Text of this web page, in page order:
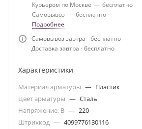
Курьером по Москве — бесплатно
Самовывоз — бесплатно
Подробнее
Самовывоз завтра - бесплатно
Доставка завтра - бесплатно
Характеристики
Материал арматуры — Пластик
Цвет арматуры — Сталь
Напряжение, В — 220
Штрихкод — 4099776130116